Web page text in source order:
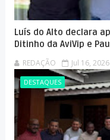
Luís do Alto declara
Ditinho da AviVip e
REDAÇÃO Jul 16, 2026
DESTAQUES